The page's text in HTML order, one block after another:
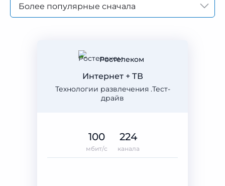
Более популярные сначала
Ростелеком
Технологии развлечения .Тест-
драйв
Интернет + ТВ
100
мбит/с
224
канала